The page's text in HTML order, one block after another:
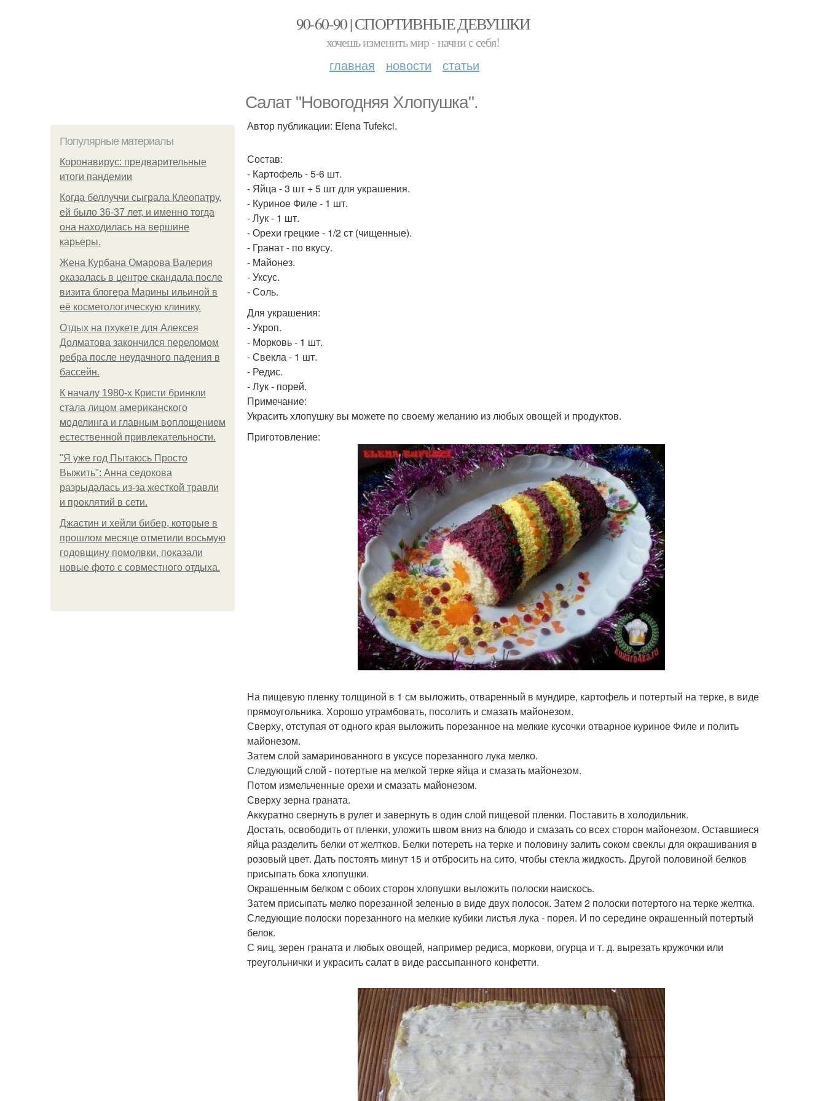
90-60-90 | СПОРТИВНЫЕ ДЕВУШКИ
хочешь изменить мир - начни с себя!
главная новости статьи
Салат "Новогодняя Хлопушка".
Популярные материалы
Коронавирус: предварительные
итоги пандемии
Когда беллуччи сыграла Клеопатру,
ей было 36-37 лет, и именно тогда
она находилась на вершине
карьеры.
Жена Курбана Омарова Валерия
оказалась в центре скандала после
визита блогера Марины ильиной в
её косметологическую клинику.
Отдых на пхукете для Алексея
Долматова закончился переломом
ребра после неудачного падения в
бассейн.
К началу 1980-х Кристи бринкли
стала лицом американского
моделинга и главным воплощением
естественной привлекательности.
"Я уже год Пытаюсь Просто
Выжить": Анна седокова
разрыдалась из-за жесткой травли
и проклятий в сети.
Джастин и хейли бибер, которые в
прошлом месяце отметили восьмую
годовщину помолвки, показали
новые фото с совместного отдыха.
Автор публикации: Elena Tufekci.
Состав:
- Картофель - 5-6 шт.
- Яйца - 3 шт + 5 шт для украшения.
- Куриное Филе - 1 шт.
- Лук - 1 шт.
- Орехи грецкие - 1/2 ст (чищенные).
- Гранат - по вкусу.
- Майонез.
- Уксус.
- Соль.
Для украшения:
- Укроп.
- Морковь - 1 шт.
- Свекла - 1 шт.
- Редис.
- Лук - порей.
Примечание:
Украсить хлопушку вы можете по своему желанию из любых овощей и продуктов.
Приготовление:
На пищевую пленку толщиной в 1 см выложить, отваренный в мундире, картофель и потертый на терке, в виде
прямоугольника. Хорошо утрамбовать, посолить и смазать майонезом.
Сверху, отступая от одного края выложить порезанное на мелкие кусочки отварное куриное Филе и полить
майонезом.
Затем слой замаринованного в уксусе порезанного лука мелко.
Следующий слой - потертые на мелкой терке яйца и смазать майонезом.
Потом измельченные орехи и смазать майонезом.
Сверху зерна граната.
Аккуратно свернуть в рулет и завернуть в один слой пищевой пленки. Поставить в холодильник.
Достать, освободить от пленки, уложить швом вниз на блюдо и смазать со всех сторон майонезом. Оставшиеся
яйца разделить белки от желтков. Белки потереть на терке и половину залить соком свеклы для окрашивания в
розовый цвет. Дать постоять минут 15 и отбросить на сито, чтобы стекла жидкость. Другой половиной белков
присыпать бока хлопушки.
Окрашенным белком с обоих сторон хлопушки выложить полоски наискось.
Затем присыпать мелко порезанной зеленью в виде двух полосок. Затем 2 полоски потертого на терке желтка.
Следующие полоски порезанного на мелкие кубики листья лука - порея. И по середине окрашенный потертый
белок.
С яиц, зерен граната и любых овощей, например редиса, моркови, огурца и т. д. вырезать кружочки или
треугольнички и украсить салат в виде рассыпанного конфетти.